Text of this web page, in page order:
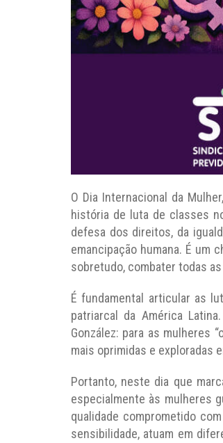
O Dia Internacional da
história de luta de classes
defesa dos direitos, da
emancipação humana. É um
sobretudo, combater todas
É fundamental articular as
patriarcal da América
González: para as mulheres
mais oprimidas e exploradas
Portanto, neste dia que
especialmente às mulheres
qualidade comprometido
sensibilidade, atuam em